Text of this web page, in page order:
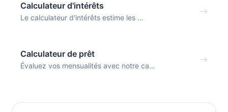
Calculateur d'intérêts
Le calculateur d'intérêts estime les ...
Calculateur de prêt
Évaluez vos mensualités avec notre ca...